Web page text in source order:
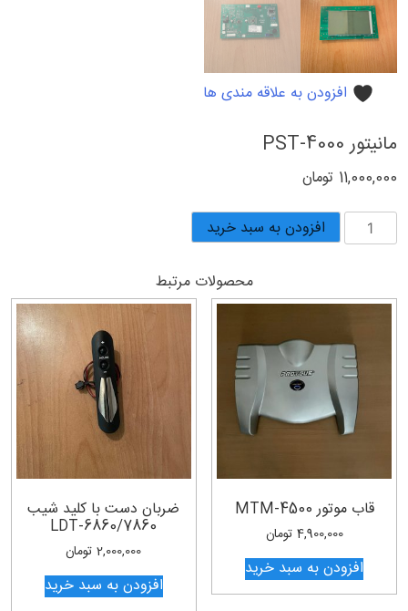
افزودن به علاقه مندی ها
مانیتور PST-4000
11,000,000 تومان
مانیتور
PST-
افزودن به سبد خرید
محصولات مرتبط
قاب موتور MTM-4500
4,900,000 تومان
افزودن به سبد خرید
ضربان دست با کلید شیب
LDT-6860/7860
2,000,000 تومان
افزودن به سبد خرید